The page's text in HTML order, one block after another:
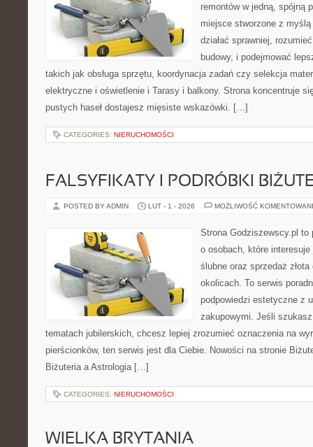
remontów w jedną, spójną
miejsce stworzone z
działać sprawniej,
budowy, i podejmować
takich jak obsługa sprzętu, koordynacja zadań czy selekcja
elektryczne i oświetlenie i Tarasy i balkony. Strona koncentruje
pustych haseł dostajesz mięsiste wskazówki. […]
CATEGORIES: NIERUCHOMOŚCI
FALSYFIKATY I PODRÓBKI
POSTED BY ADMIN LUT - 1 - 2026 MOŻLIWOŚĆ
Strona Godziszewscy.pl
o osobach, które
ślubne oraz sprzedaż
okolicach. To serwis
podpowiedzi estetyczne z
zakupowymi. Jeśli
tematach jubilerskich, chcesz lepiej zrozumieć oznaczenia na
pierścionków, ten serwis jest dla Ciebie. Nowości na stronie
Biżuteria a Astrologia […]
CATEGORIES: NIERUCHOMOŚCI
WIELKA BRYTANIA